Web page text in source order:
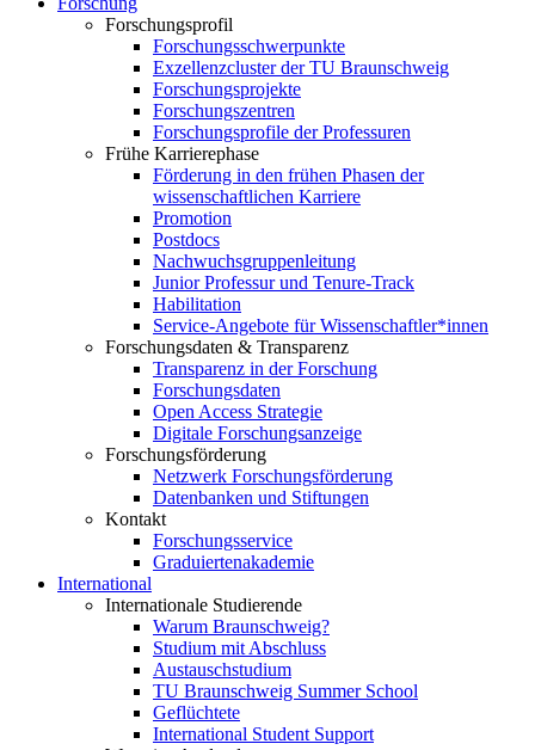
Forschungsprofil
Forschungsschwerpunkte
Exzellenzcluster der TU Braunschweig
Forschungsprojekte
Forschungszentren
Forschungsprofile der Professuren
Frühe Karrierephase
Förderung in den frühen Phasen der
wissenschaftlichen Karriere
Promotion
Postdocs
Nachwuchsgruppenleitung
Junior Professur und Tenure-Track
Habilitation
Service-Angebote für Wissenschaftler*innen
Forschungsdaten & Transparenz
Transparenz in der Forschung
Forschungsdaten
Open Access Strategie
Digitale Forschungsanzeige
Forschungsförderung
Netzwerk Forschungsförderung
Datenbanken und Stiftungen
Kontakt
Forschungsservice
Graduiertenakademie
International
Internationale Studierende
Warum Braunschweig?
Studium mit Abschluss
Austauschstudium
TU Braunschweig Summer School
Geflüchtete
International Student Support